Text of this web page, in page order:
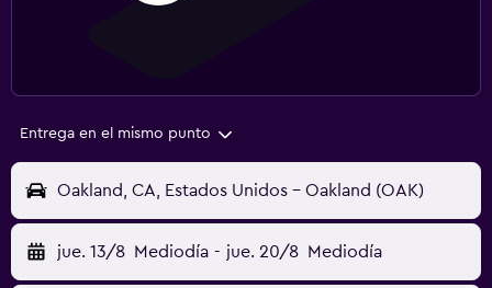
Entrega en el mismo punto
Oakland, CA, Estados Unidos - Oakland (OAK)
jue. 13/8 Mediodía - jue. 20/8 Mediodía